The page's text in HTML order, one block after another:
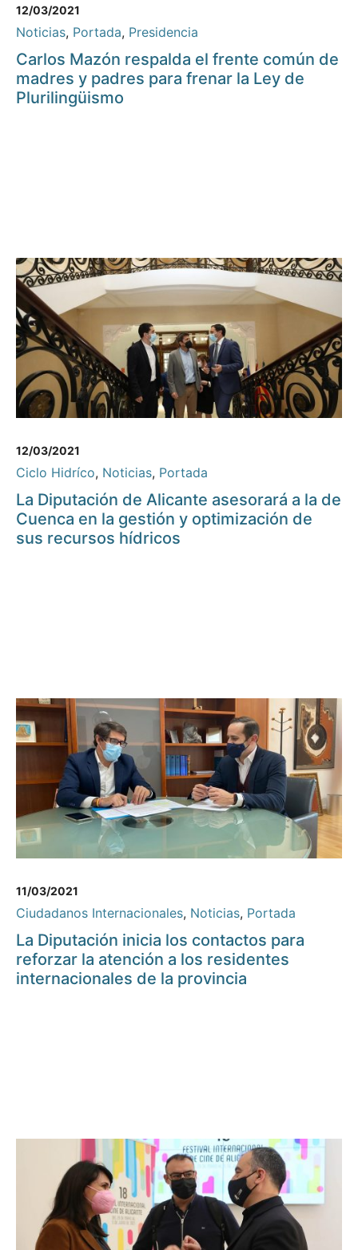
12/03/2021
Noticias, Portada, Presidencia
Carlos Mazón respalda el frente común de
madres y padres para frenar la Ley de
Plurilingüismo
12/03/2021
Ciclo Hidríco, Noticias, Portada
La Diputación de Alicante asesorará a la de
Cuenca en la gestión y optimización de
sus recursos hídricos
11/03/2021
Ciudadanos Internacionales, Noticias, Portada
La Diputación inicia los contactos para
reforzar la atención a los residentes
internacionales de la provincia